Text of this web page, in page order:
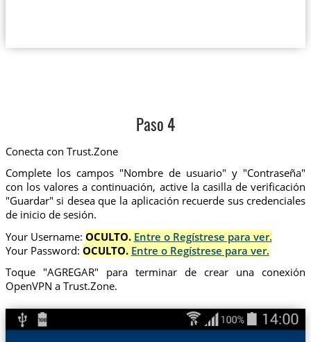
Paso 4
Conecta con Trust.Zone
Complete los campos "Nombre de usuario" y "Contraseña"
con los valores a continuación, active la casilla de verificación
"Guardar" si desea que la aplicación recuerde sus credenciales
de inicio de sesión.
Your Username: OCULTO. Entre o Regístrese para ver.
Your Password: OCULTO. Entre o Regístrese para ver.
Toque "AGREGAR" para terminar de crear una conexión
OpenVPN a Trust.Zone.